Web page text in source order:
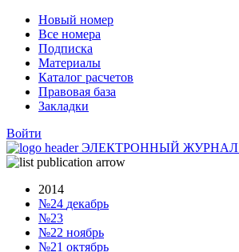
Новый номер
Все номера
Подписка
Материалы
Каталог расчетов
Правовая база
Закладки
Войти
ЭЛЕКТРОННЫЙ ЖУРНАЛ
2014
№24 декабрь
№23
№22 ноябрь
№21 октябрь